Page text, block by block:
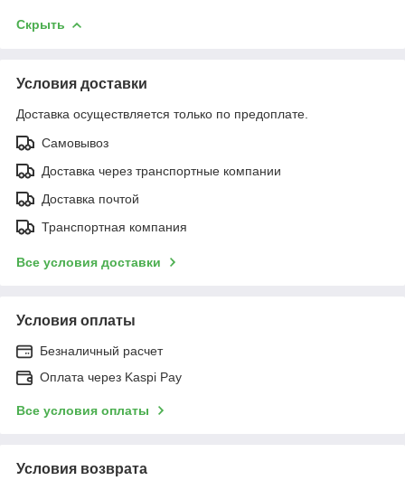
Скрыть
Условия доставки
Доставка осуществляется только по предоплате.
Самовывоз
Доставка через транспортные компании
Доставка почтой
Транспортная компания
Все условия доставки
Условия оплаты
Безналичный расчет
Оплата через Kaspi Pay
Все условия оплаты
Условия возврата